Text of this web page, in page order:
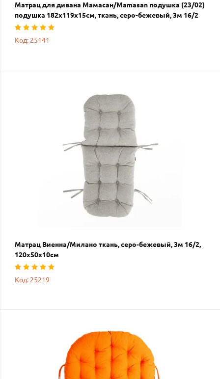
Матрац для дивана Мамасан/Mamasan подушка (23/02)
подушка 182х119х15см, ткань, серо-бежевый, 3м 16/2
Код: 25141
Матрац Виенна/Милано ткань, серо-бежевый, 3м 16/2,
120х50х10см
Код: 25219